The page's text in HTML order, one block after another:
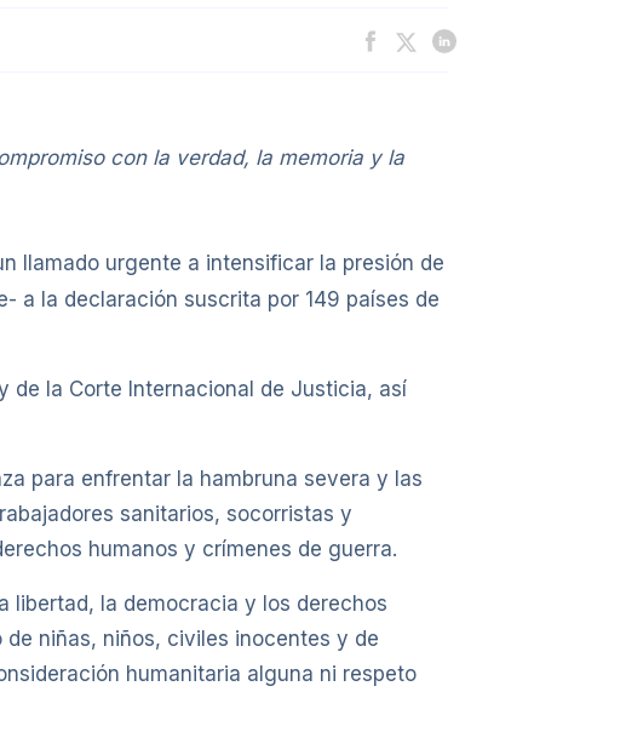
con la verdad, la memoria y la
llamado urgente a intensificar la presión de
a la declaración suscrita por 149 países de
de la Corte Internacional de Justicia, así
para enfrentar la hambruna severa y las
sanitarios, socorristas y
humanos y crímenes de guerra.
libertad, la democracia y los derechos
niñas, niños, civiles inocentes y de
humanitaria alguna ni respeto